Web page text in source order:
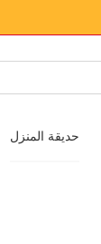
حديقة المنزل